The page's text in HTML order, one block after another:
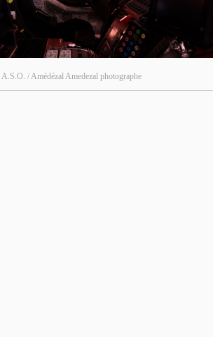
/ Amédézal Amedezal photographe